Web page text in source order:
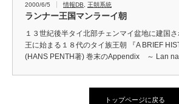
2000/6/5 情報DB 王朝系統
ランナー王国マンラーイ朝
１３世紀後半タイ北部チェンマイ盆地に建国
王に始まる１８代のタイ族王朝 『A BRIEF
(HANS PENTH著) 巻末のAppendix ～ Lan
トップページに戻る